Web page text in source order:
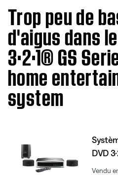
Trop peu de
d'aigus dans
3·2·1® GS
home
system
DVD
Vendu